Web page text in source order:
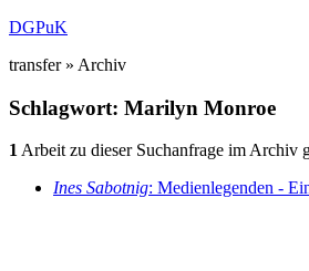
DGPuK
transfer » Archiv
Schlagwort: Marilyn Monroe
1Arbeit zu dieser Suchanfrage im Archiv
Ines Sabotnig: Medienlegenden -